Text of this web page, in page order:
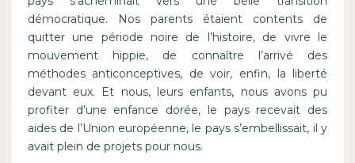
démocratique. Nos parents étaient contents de
quitter une période noire de l’histoire, de vivre le
mouvement hippie, de connaître l’arrivé des
méthodes anticonceptives, de voir, enfin, la liberté
devant eux. Et nous, leurs enfants, nous avons pu
profiter d’une enfance dorée, le pays recevait des
aides de l’Union européenne, le pays s’embellissait, il y
avait plein de projets pour nous.